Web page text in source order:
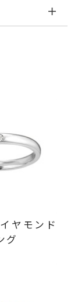
税込)の加
グ)
可
合のお届け
ご確認いた
、お問い合
た商品
品
ヤモンド
グ